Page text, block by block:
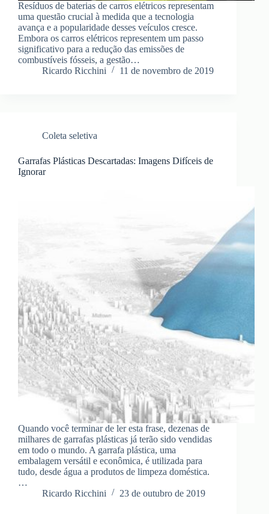
Resíduos de baterias de carros elétricos representam
uma questão crucial à medida que a tecnologia
avança e a popularidade desses veículos cresce.
Embora os carros elétricos representem um passo
significativo para a redução das emissões de
combustíveis fósseis, a gestão…
Ricardo Ricchini
11 de novembro de 2019
Coleta seletiva
Garrafas Plásticas Descartadas: Imagens Difíceis de
Ignorar
Quando você terminar de ler esta frase, dezenas de
milhares de garrafas plásticas já terão sido vendidas
em todo o mundo. A garrafa plástica, uma
embalagem versátil e econômica, é utilizada para
tudo, desde água a produtos de limpeza doméstica.
…
Ricardo Ricchini
23 de outubro de 2019